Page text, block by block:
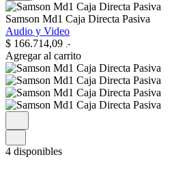
Samson Md1 Caja Directa Pasiva
Audio y Video
$ 166.714,09 .-
Agregar al carrito
4 disponibles